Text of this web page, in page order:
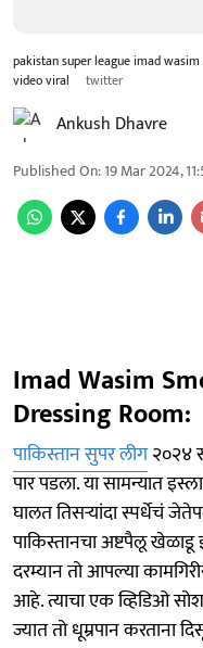
pakistan super league imad
video viral
twitter
Ankush Dhavre
Published On:19 Mar 2024,
Imad Wasim
Dressing Room:
पाकिस्तान सुपर लीग२०२४
पार पडला. या सामन्यात
घालत तिसऱ्यांदा स्पर्धेचं
पाकिस्तानचा अष्टपैलू
दरम्यान तो आपल्या
आहे. त्याचा एक व्हिडिओ
ज्यात तो धूम्रपान करताना